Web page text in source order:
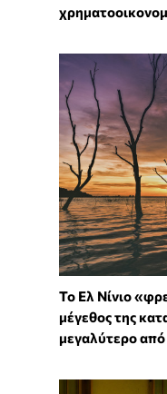
Το Ελ Νίνιο
μέγεθος της
μεγαλύτερο